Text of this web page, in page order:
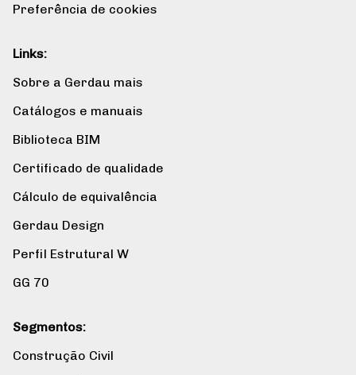
Preferência de cookies
Links:
Sobre a Gerdau mais
Catálogos e manuais
Biblioteca BIM
Certificado de qualidade
Cálculo de equivalência
Gerdau Design
Perfil Estrutural W
GG 70
Segmentos:
Construção Civil